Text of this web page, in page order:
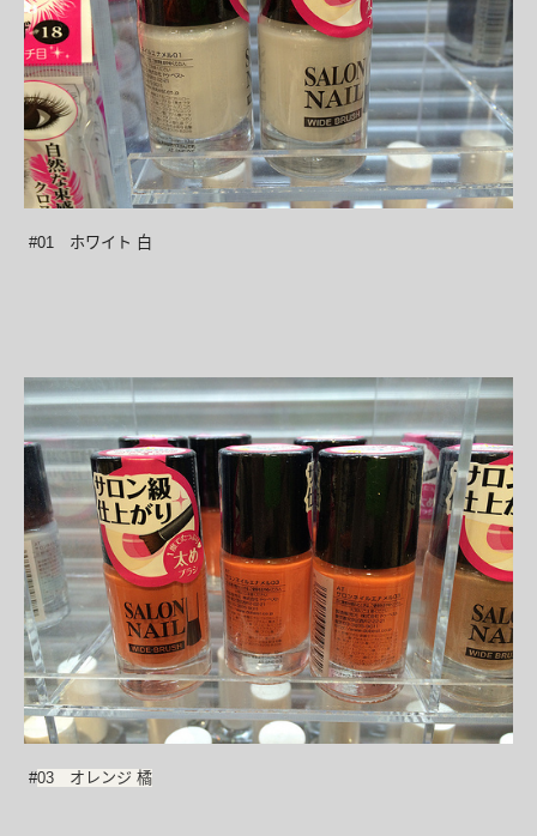
#01 ホワイト 白
#03 オレンジ 橘